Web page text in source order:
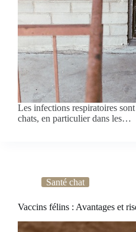
Les infections respiratoires
chats, en particulier dans les…
Santé chat
Vaccins félins : Avantages et